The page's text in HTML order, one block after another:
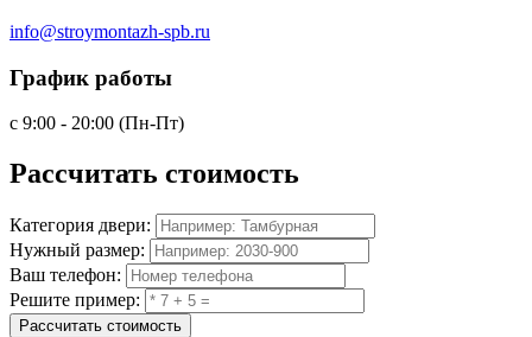
info@stroymontazh-spb.ru
График работы
с 9:00 - 20:00 (Пн-Пт)
Рассчитать стоимость
Категория двери:
Нужный размер:
Ваш телефон:
Решите пример:
Рассчитать стоимость